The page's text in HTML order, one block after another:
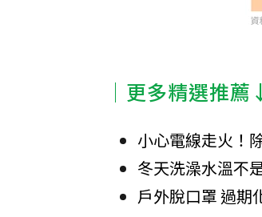
│更多精選推
小心電線走火！
冬天洗澡水溫不
戶外脫口罩 過期